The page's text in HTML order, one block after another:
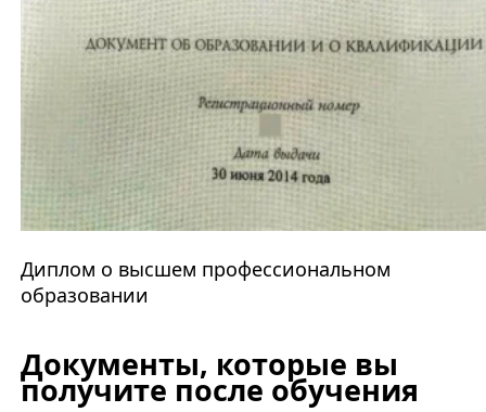
Диплом о высшем профессиональном
образовании
Документы, которые вы
получите после обучения